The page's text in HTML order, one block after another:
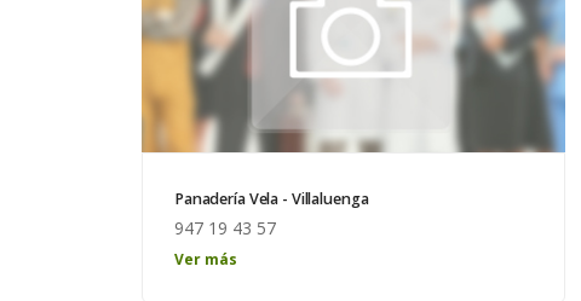
Panadería Vela - Villaluenga
947 19 43 57
Ver más